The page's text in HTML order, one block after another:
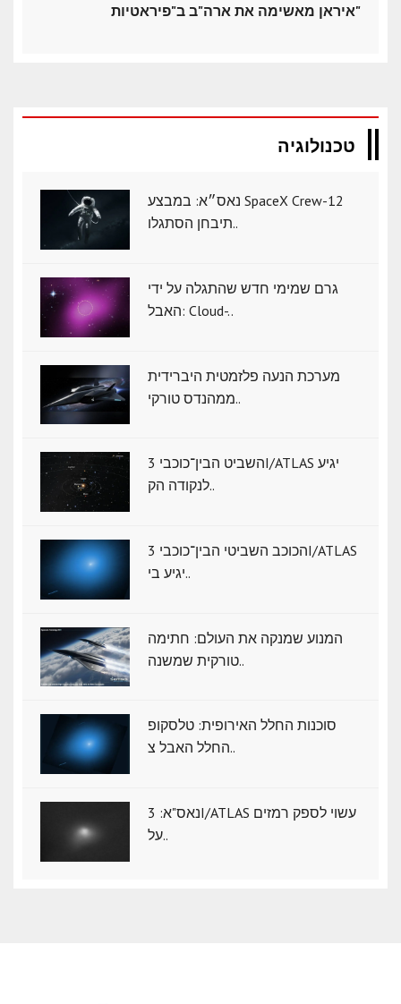
איראן מאשימה את ארה"ב ב"פיראטיות"
טכנולוגיה
נאס״א: במבצע SpaceX Crew-12
תיבחן הסתגלו..
גרם שמימי חדש שהתגלה על ידי
האבל: Cloud-..
מערכת הנעה פלזמטית היברידית
ממהנדס טורקי..
השביט הבין־כוכבי 3I/ATLAS יגיע
לנקודה הק..
הכוכב השביטי הבין־כוכבי 3I/ATLAS
יגיע בי..
המנוע שמנקה את העולם: חתימה
טורקית שמשנה..
סוכנות החלל האירופית: טלסקופ
החלל האבל צ..
נאס"א: ‏3I/ATLAS עשוי לספק רמזים
על..